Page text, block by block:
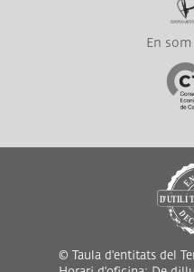
EnLink
© Taula d'entitats del